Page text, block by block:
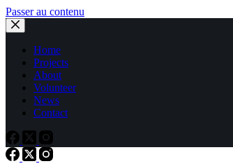
Passer au contenu
Home
Projects
About
Volunteer
News
Contact